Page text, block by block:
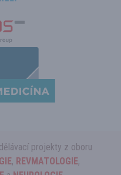
projekty z oboru
, REVMATOLOGIE,